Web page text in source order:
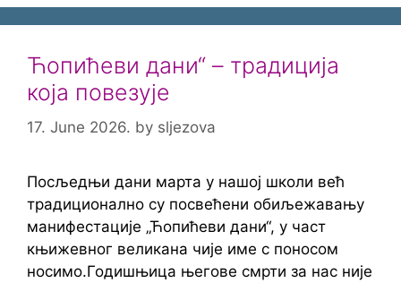
Ћопићеви дани“ – традиција
која повезује
17. June 2026. by sljezova
Посљедњи дани марта у нашој школи већ
традиционално су посвећени обиљежавању
манифестације „Ћопићеви дани“, у част
књижевног великана чије име с поносом
носимо.Годишњица његове смрти за нас није